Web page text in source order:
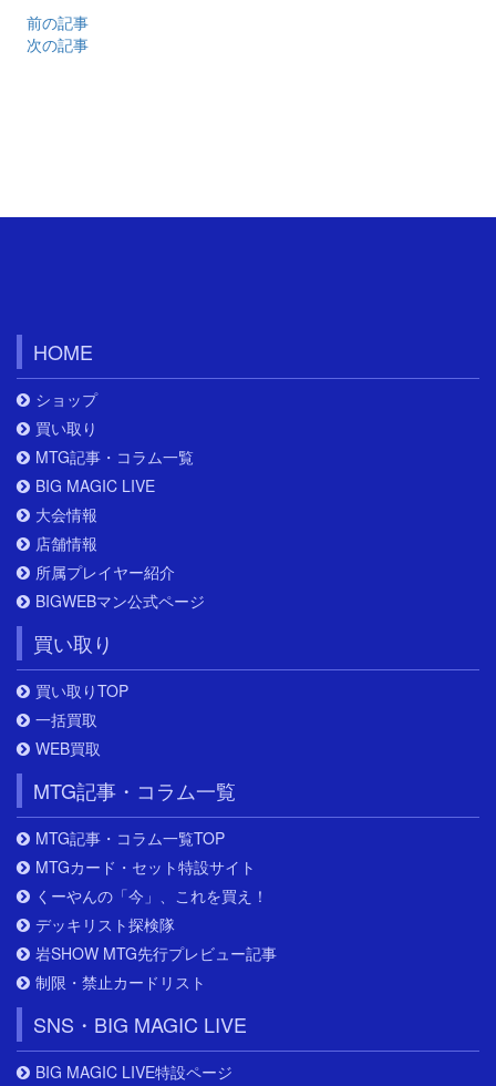
前の記事
次の記事
HOME
ショップ
買い取り
MTG記事・コラム一覧
BIG MAGIC LIVE
大会情報
店舗情報
所属プレイヤー紹介
BIGWEBマン公式ページ
買い取り
買い取りTOP
一括買取
WEB買取
MTG記事・コラム一覧
MTG記事・コラム一覧TOP
MTGカード・セット特設サイト
くーやんの「今」、これを買え！
デッキリスト探検隊
岩SHOW MTG先行プレビュー記事
制限・禁止カードリスト
SNS・BIG MAGIC LIVE
BIG MAGIC LIVE特設ページ